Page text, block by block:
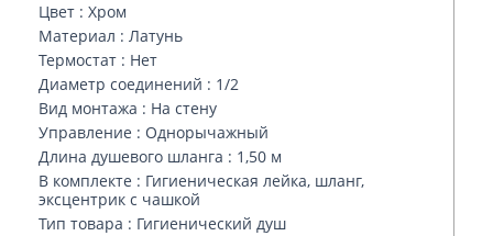
Цвет : Хром
Материал : Латунь
Термостат : Нет
Диаметр соединений : 1/2
Вид монтажа : На стену
Управление : Однорычажный
Длина душевого шланга : 1,50 м
В комплекте : Гигиеническая лейка, шланг,
эксцентрик с чашкой
Тип товара : Гигиенический душ